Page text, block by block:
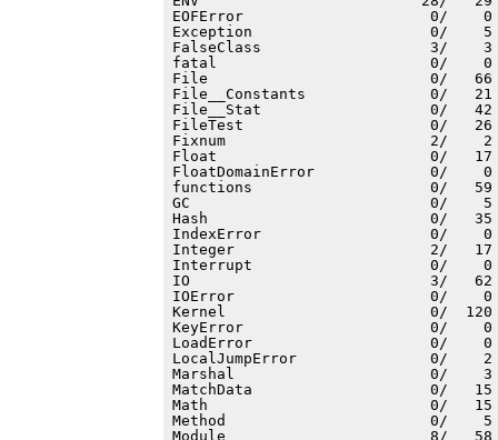
EOFError                     0/    0 (
Exception                    0/    5 (
FalseClass                   3/    3
fatal                        0/    0 (
File                         0/   66 (
File__Constants              0/   21
File__Stat                   0/   42 (
FileTest                     0/   26 (
Fixnum                       2/    2
Float                        0/   17 (
FloatDomainError             0/    0
functions                    0/   59 (
GC                           0/    5 (
Hash                         0/   35 (
IndexError                   0/    0 (
Integer                      2/   17 (
Interrupt                    0/    0 (
IO                           3/   62 (
IOError                      0/    0 (
Kernel                       0/  120 (
KeyError                     0/    0 (
LoadError                    0/    0 (
LocalJumpError               0/    2
Marshal                      0/    3 (
MatchData                    0/   15
Math                         0/   15 (
Method                       0/    5 (
Module                       8/   58 (